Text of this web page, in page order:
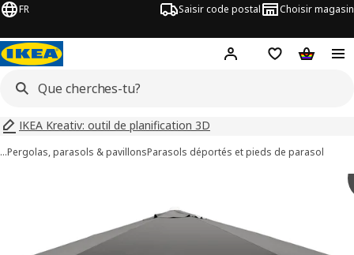
FR Saisir code postal Choisir magasin
Hej! Connecte-toi
Liste d'achats
Panier
IKEA Kreativ: outil de planification 3D
…Pergolas, parasols & pavillonsParasols déportés et pieds de parasol